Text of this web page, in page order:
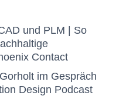
und PLM | So
Contact
im Gespräch
Design Podcast